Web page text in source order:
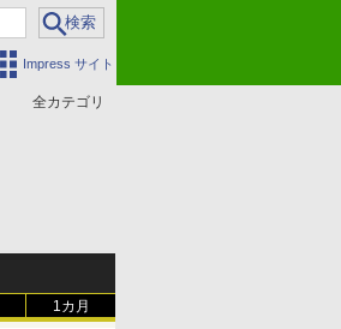
Impress サイト
全カテゴリ
1カ月